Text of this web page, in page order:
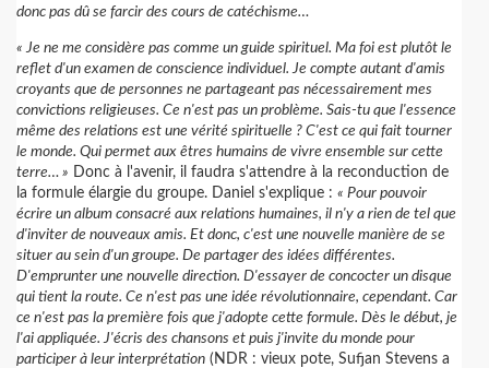
donc pas dû se farcir des cours de catéchisme…
« Je ne me considère pas comme un guide spirituel. Ma foi est plutôt le
reflet d'un examen de conscience individuel. Je compte autant d'amis
croyants que de personnes ne partageant pas nécessairement mes
convictions religieuses. Ce n'est pas un problème. Sais-tu que l'essence
même des relations est une vérité spirituelle ? C'est ce qui fait tourner
le monde. Qui permet aux êtres humains de vivre ensemble sur cette
terre… » Donc à l'avenir, il faudra s'attendre à la reconduction de
la formule élargie du groupe. Daniel s'explique : « Pour pouvoir
écrire un album consacré aux relations humaines, il n'y a rien de tel que
d'inviter de nouveaux amis. Et donc, c'est une nouvelle manière de se
situer au sein d'un groupe. De partager des idées différentes.
D'emprunter une nouvelle direction. D'essayer de concocter un disque
qui tient la route. Ce n'est pas une idée révolutionnaire, cependant. Car
ce n'est pas la première fois que j'adopte cette formule. Dès le début, je
l'ai appliquée. J'écris des chansons et puis j'invite du monde pour
participer à leur interprétation (NDR : vieux pote, Sufjan Stevens a